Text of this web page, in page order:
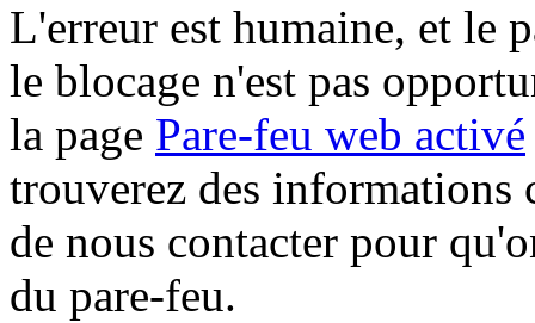
L'erreur est humaine, et le
le blocage n'est pas
la page Pare-feu web activé
trouverez des informations
de nous contacter pour
du pare-feu.